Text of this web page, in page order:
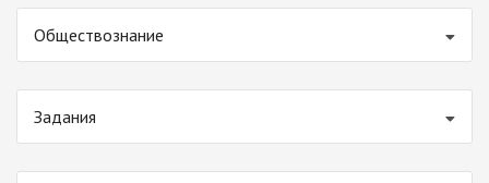
Обществознание
Задания